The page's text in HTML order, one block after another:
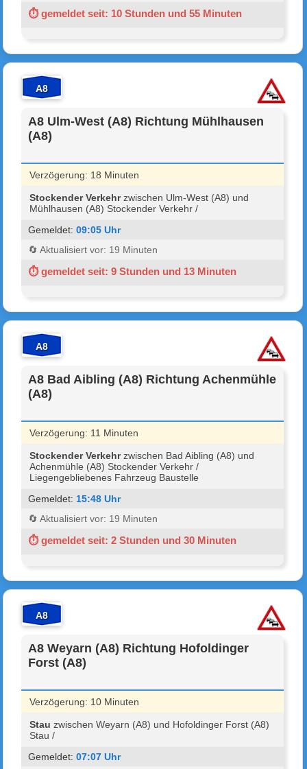
⏱ gemeldet seit: 10 Stunden und 55 Minuten
A8
A8 Ulm-West (A8) Richtung Mühlhausen
(A8)
Verzögerung: 18 Minuten
Stockender Verkehrzwischen Ulm-West (A8) und
Mühlhausen (A8) Stockender Verkehr /
Gemeldet:09:05 Uhr
🔄 Aktualisiert vor: 19 Minuten
⏱ gemeldet seit: 9 Stunden und 13 Minuten
A8
A8 Bad Aibling (A8) Richtung Achenmühle
(A8)
Verzögerung: 11 Minuten
Stockender Verkehrzwischen Bad Aibling (A8) und
Achenmühle (A8) Stockender Verkehr /
Liegengebliebenes Fahrzeug Baustelle
Gemeldet: 15:48 Uhr
🔄 Aktualisiert vor: 19 Minuten
⏱ gemeldet seit: 2 Stunden und 30 Minuten
A8
A8 Weyarn (A8) Richtung Hofoldinger
Forst (A8)
Verzögerung: 10 Minuten
Stau zwischen Weyarn (A8) und Hofoldinger Forst (A8)
Stau /
Gemeldet:07:07 Uhr